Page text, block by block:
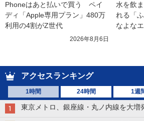
Phoneはあと払いで買う　ペイ
ディ「Apple専用プラン」480万
利用の4割がZ世代
2026年8月6日
水を飲
れる「
なよなエ
アクセスランキング
1時間 24時間 1週
東京メトロ、銀座線・丸ノ内線を大